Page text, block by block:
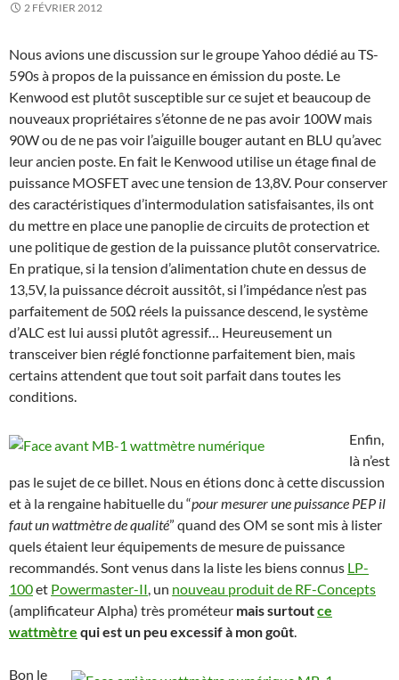
2 FÉVRIER 2012
Nous avions une discussion sur le groupe Yahoo dédié au TS-
590s à propos de la puissance en émission du poste. Le
Kenwood est plutôt susceptible sur ce sujet et beaucoup de
nouveaux propriétaires s’étonne de ne pas avoir 100W mais
90W ou de ne pas voir l’aiguille bouger autant en BLU qu’avec
leur ancien poste. En fait le Kenwood utilise un étage final de
puissance MOSFET avec une tension de 13,8V. Pour conserver
des caractéristiques d’intermodulation satisfaisantes, ils ont
du mettre en place une panoplie de circuits de protection et
une politique de gestion de la puissance plutôt conservatrice.
En pratique, si la tension d’alimentation chute en dessus de
13,5V, la puissance décroit aussitôt, si l’impédance n’est pas
parfaitement de 50Ω réels la puissance descend, le système
d’ALC est lui aussi plutôt agressif… Heureusement un
transceiver bien réglé fonctionne parfaitement bien, mais
certains attendent que tout soit parfait dans toutes les
conditions.
Enfin,
là n’est
pas le sujet de ce billet. Nous en étions donc à cette discussion
et à la rengaine habituelle du “pour mesurer une puissance PEP il
faut un wattmètre de qualité” quand des OM se sont mis à lister
quels étaient leur équipements de mesure de puissance
recommandés. Sont venus dans la liste les biens connus LP-
100et Powermaster-II, un nouveau produit de RF-Concepts
(amplificateur Alpha) très prométeur mais surtoutce
wattmètre qui est un peu excessif à mon goût.
Bon le